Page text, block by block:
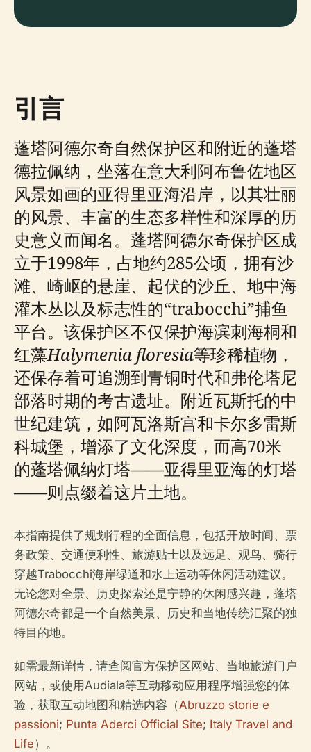
引言
蓬塔阿德尔奇自然保护区和附近的蓬塔
德拉佩纳，坐落在意大利阿布鲁佐地区
风景如画的亚得里亚海沿岸，以其壮丽
的风景、丰富的生态多样性和深厚的历
史意义而闻名。蓬塔阿德尔奇保护区成
立于1998年，占地约285公顷，拥有沙
滩、崎岖的悬崖、起伏的沙丘、地中海
灌木丛以及标志性的“trabocchi”捕鱼
平台。该保护区不仅保护海滨刺海桐和
红藻Halymenia floresia等珍稀植物，
还保存着可追溯到青铜时代和弗伦塔尼
部落时期的考古遗址。附近瓦斯托的中
世纪建筑，如阿瓦洛斯宫和卡尔多雷斯
科城堡，增添了文化深度，而高70米
的蓬塔佩纳灯塔——亚得里亚海的灯塔
——则点缀着这片土地。
本指南提供了规划行程的全面信息，包括开放时间、票
务政策、交通便利性、旅游贴士以及远足、观鸟、骑行
穿越Trabocchi海岸绿道和水上运动等休闲活动建议。
无论您对全景、历史探索还是宁静的休闲感兴趣，蓬塔
阿德尔奇都是一个自然美景、历史和当地传统汇聚的独
特目的地。
如需最新详情，请查阅官方保护区网站、当地旅游门户
网站，或使用Audiala等互动移动应用程序增强您的体
验，获取互动地图和精选内容（Abruzzo storie e
passioni; Punta Aderci Official Site; Italy Travel and
Life）。